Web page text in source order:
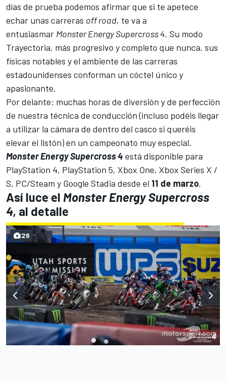
días de prueba podemos afirmar que si te apetece
echar unas carreras off road, te va a
entusiasmar Monster Energy Supercross 4. Su modo
Trayectoria, más progresivo y completo que nunca, sus
físicas notables y el ambiente de las carreras
estadounidenses conforman un cóctel único y
apasionante.
Por delante: muchas horas de diversión y de perfección
de nuestra técnica de conducción (incluso podéis llegar
a utilizar la cámara de dentro del casco si queréis
elevar el listón) en un campeonato muy especial.
Monster Energy Supercross 4 está disponible para
PlayStation 4, PlayStation 5, Xbox One, Xbox Series X /
S, PC/Steam y Google Stadia desde el 11 de marzo.
Así luce el Monster Energy Supercross
4, al detalle
26